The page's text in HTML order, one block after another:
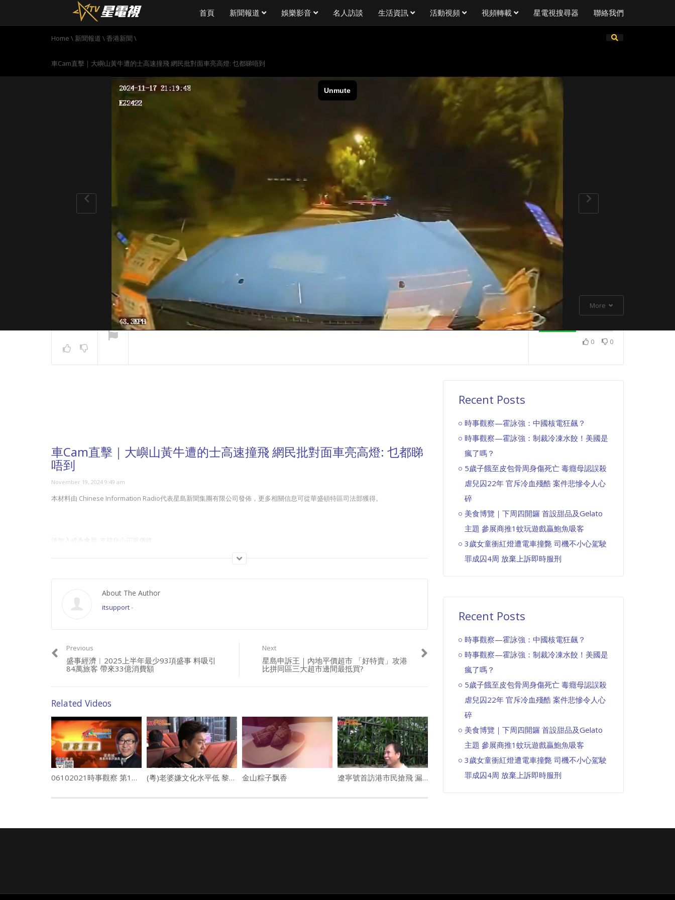
首頁 新聞報道 娛樂影音 名人訪談 生活資訊 活動視頻 視頻轉載 星電視搜尋器 聯絡我們
Home \ 新聞報道 \香港新聞\
車Cam直擊｜大嶼山黃牛遭的士高速撞飛 網民批對面車亮高燈: 乜都睇唔到
More
0 0
車Cam直擊｜大嶼山黃牛遭的士高速撞飛 網民批對面車亮高燈: 乜都睇
唔到
November 19, 2024 9:49 am
本材料由 Chinese Information Radio代表星島新聞集團有限公司發佈，更多相關信息可從華盛頓特區司法部獲得。
請加入成為會員, 支持良心正派傳媒。
Join this channel to get access to perks:
Category:香港新聞
About The Author
itsupport-
Previous
盛事經濟︱2025上半年最少93項盛事 料吸引
84萬旅客 帶來33億消費額
Next
星島申訴王｜內地平價超市 「好特賣」攻港
比拼同區三大超市邊間最抵買?
Related Videos
06102021時事觀察 第1節 — 梁燕城 ：哈佛教授指美國善意造成地獄？普京指美國變蘇聯？ (粵)老婆嫌文化水平低 黎諾懿冇得改BB名 金山粽子飘香 遼寧號首訪港市民搶飛 漏夜雨下排隊˝好開心˝
Recent Posts
時事觀察—霍詠強：中國核電狂飆？
時事觀察—霍詠強：制裁冷凍水餃！美國是
瘋了嗎？
5歲子餓至皮包骨周身傷死亡 毒癮母認誤殺
虐兒囚22年 官斥冷血殘酷 案件悲慘令人心
碎
美食博覽｜下周四開鑼 首設甜品及Gelato
主題 參展商推1蚊玩遊戲贏鮑魚吸客
3歲女童衝紅燈遭電車撞斃 司機不小心駕駛
罪成囚4周 放棄上訴即時服刑
Recent Posts
時事觀察—霍詠強：中國核電狂飆？
時事觀察—霍詠強：制裁冷凍水餃！美國是
瘋了嗎？
5歲子餓至皮包骨周身傷死亡 毒癮母認誤殺
虐兒囚22年 官斥冷血殘酷 案件悲慘令人心
碎
美食博覽｜下周四開鑼 首設甜品及Gelato
主題 參展商推1蚊玩遊戲贏鮑魚吸客
3歲女童衝紅燈遭電車撞斃 司機不小心駕駛
罪成囚4周 放棄上訴即時服刑